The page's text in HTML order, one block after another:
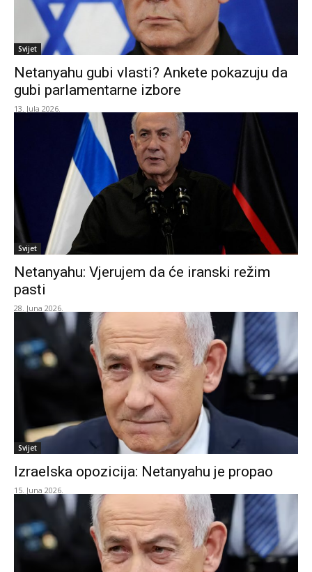
Svijet
Netanyahu gubi vlasti? Ankete pokazuju da
gubi parlamentarne izbore
13. Jula 2026.
Svijet
Netanyahu: Vjerujem da će iranski režim
pasti
28. Juna 2026.
Svijet
Izraelska opozicija: Netanyahu je propao
15. Juna 2026.